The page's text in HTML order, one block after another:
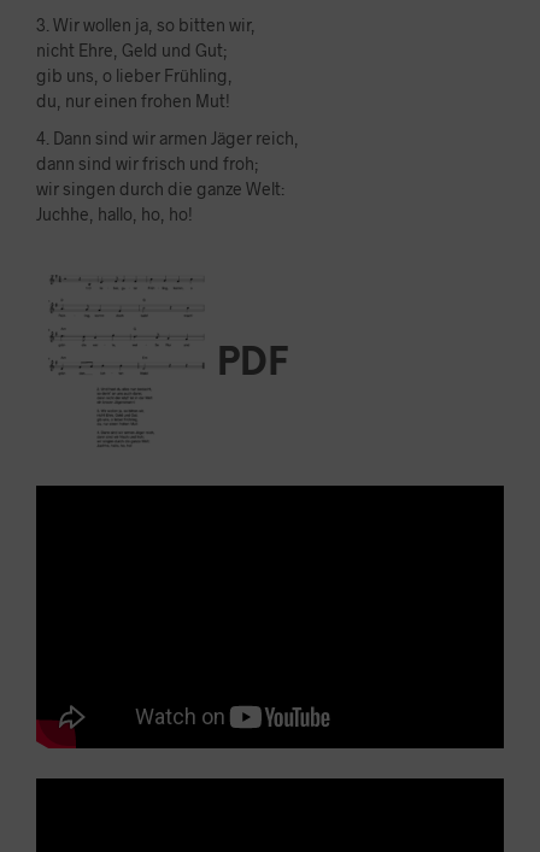
3. Wir wollen ja, so bitten wir,
nicht Ehre, Geld und Gut;
gib uns, o lieber Frühling,
du, nur einen frohen Mut!
4. Dann sind wir armen Jäger reich,
dann sind wir frisch und froh;
wir singen durch die ganze Welt:
Juchhe, hallo, ho, ho!
PDF